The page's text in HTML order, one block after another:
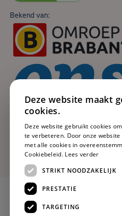
Bekend van:
Deze website maakt
cookies.
Deze website gebruikt cookies
te verbeteren. Door onze
met alle cookies in
Cookiebeleid. Lees verder
STRIKT NOODZAKELIJK
PRESTATIE
TARGETING